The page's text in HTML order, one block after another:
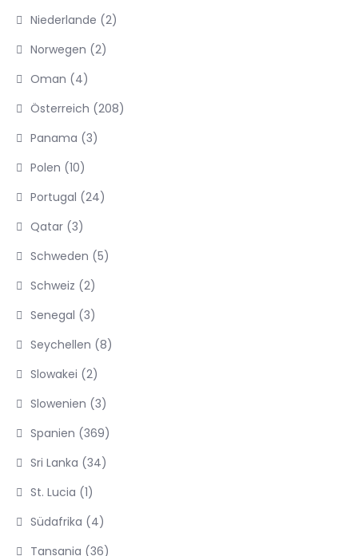
Niederlande (2)
Norwegen (2)
Oman (4)
Österreich (208)
Panama (3)
Polen (10)
Portugal (24)
Qatar (3)
Schweden (5)
Schweiz (2)
Senegal (3)
Seychellen (8)
Slowakei (2)
Slowenien (3)
Spanien (369)
Sri Lanka (34)
St. Lucia (1)
Südafrika (4)
Tansania (36)